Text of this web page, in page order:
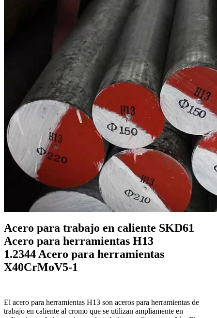
Acero para trabajo en caliente SKD61
Acero para herramientas H13
1.2344 Acero para herramientas
X40CrMoV5-1
El acero para herramientas H13 son aceros para herramientas de
trabajo en caliente al cromo que se utilizan ampliamente en